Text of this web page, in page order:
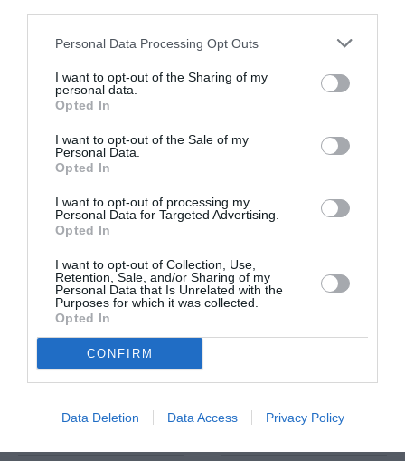
Personal Data Processing Opt Outs
I want to opt-out of the Sharing of my
personal data.
Opted In
I want to opt-out of the Sale of my
Personal Data.
Opted In
I want to opt-out of processing my
Personal Data for Targeted Advertising.
Opted In
I want to opt-out of Collection, Use,
Retention, Sale, and/or Sharing of my
Personal Data that Is Unrelated with the
Purposes for which it was collected.
Opted In
CONFIRM
Data Deletion Data Access Privacy Policy
Λέω να Πετάξω,
του Δημήτρη
Μπασλάμ στο
Ωδείο Αθηνών
Σαββόπουλος:
του ο σπουδαίος
τραγουδοποιός –
διαμορφωτής
μουσικής